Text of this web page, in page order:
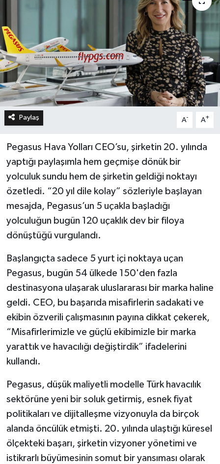
Paylaş A- A+
Pegasus Hava Yolları CEO’su, şirketin 20. yılında
yaptığı paylaşımla hem geçmişe dönük bir
yolculuk sundu hem de şirketin geldiği noktayı
özetledi. “20 yıl dile kolay” sözleriyle başlayan
mesajda, Pegasus’un 5 uçakla başladığı
yolculuğun bugün 120 uçaklık dev bir filoya
dönüştüğü vurgulandı.
Başlangıçta sadece 5 yurt içi noktaya uçan
Pegasus, bugün 54 ülkede 150'den fazla
destinasyona ulaşarak uluslararası bir marka haline
geldi. CEO, bu başarıda misafirlerin sadakati ve
ekibin özverili çalışmasının payına dikkat çekerek,
“Misafirlerimizle ve güçlü ekibimizle bir marka
yarattık ve havacılığı değiştirdik” ifadelerini
kullandı.
Pegasus, düşük maliyetli modelle Türk havacılık
sektörüne yeni bir soluk getirmiş, esnek fiyat
politikaları ve dijitalleşme vizyonuyla da birçok
alanda öncülük etmişti. 20. yılında ulaştığı küresel
ölçekteki başarı, şirketin vizyoner yönetimi ve
istikrarlı büyümesinin somut bir yansıması olarak